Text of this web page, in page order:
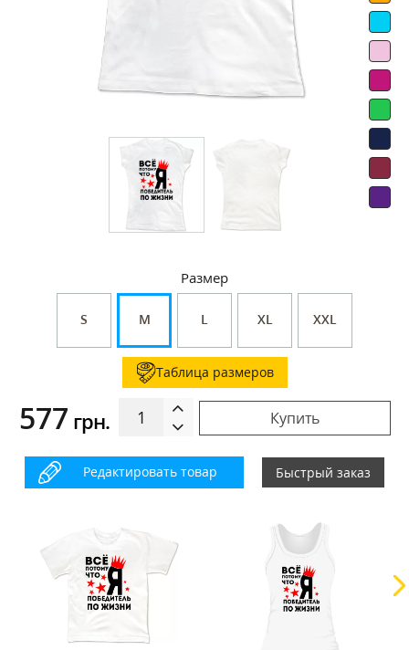
Размер
S M L XL XXL
Таблица размеров
577 грн. Купить
Редактировать товар Быстрый заказ